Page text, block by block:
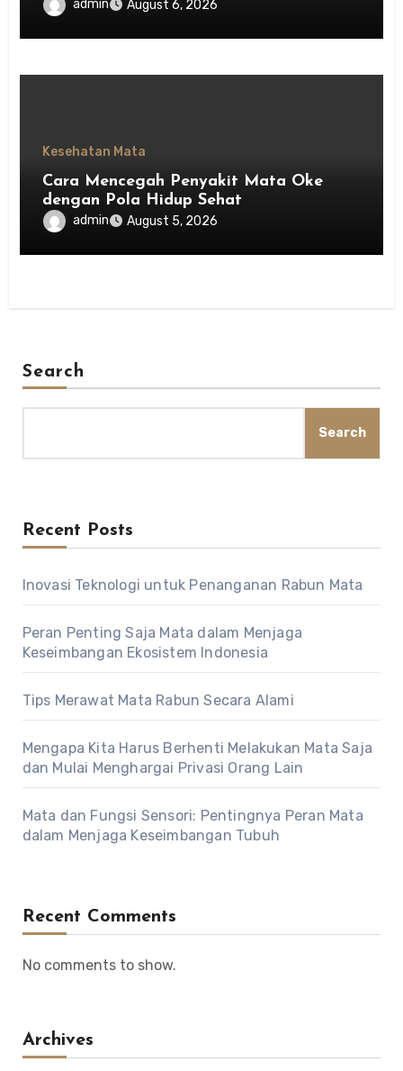
admin August 6, 2026
Kesehatan Mata
Cara Mencegah Penyakit Mata Oke
dengan Pola Hidup Sehat
admin August 5, 2026
Search
Search
Recent Posts
Inovasi Teknologi untuk Penanganan Rabun Mata
Peran Penting Saja Mata dalam Menjaga
Keseimbangan Ekosistem Indonesia
Tips Merawat Mata Rabun Secara Alami
Mengapa Kita Harus Berhenti Melakukan Mata Saja
dan Mulai Menghargai Privasi Orang Lain
Mata dan Fungsi Sensori: Pentingnya Peran Mata
dalam Menjaga Keseimbangan Tubuh
Recent Comments
No comments to show.
Archives